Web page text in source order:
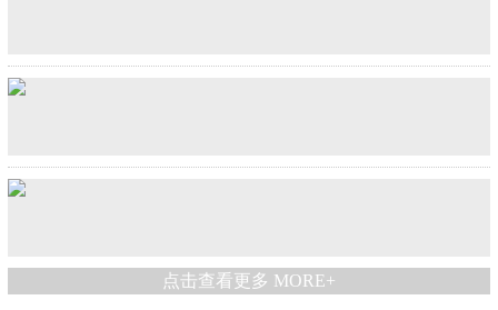
相较于西药，中药见效相对比较慢，需要一定的时间，因此，
在给患者治疗时，我们一再强调要有耐心，坚持治疗。但仍然
Hassan，25，来自美国。他一直经历膀胱和前列腺周围地区灼
点击查看更多 MORE+